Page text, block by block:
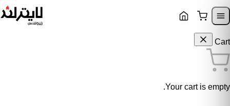
Skip to navigation
Cart
Your cart is empty.